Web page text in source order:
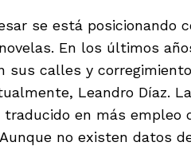
se está posicionando
En los últimos
sus calles y
Leandro Díaz.
traducido en más empleo
no existen datos